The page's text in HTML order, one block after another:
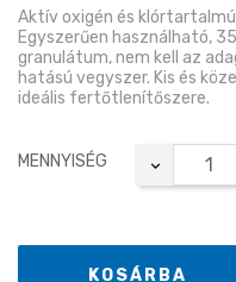
Aktív oxigén és
Egyszerűen használható,
granulátum, nem kell az
hatású vegyszer. Kis és
ideális fertőtlenítőszere.
MENNYISÉG
KOSÁRBA